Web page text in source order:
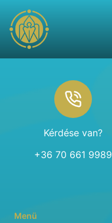
Kérdése van?
+36 70 661 9989
Menü